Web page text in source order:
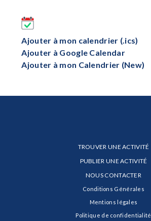
Ajouter à mon calendrier (.ics)
Ajouter à Google Calendar
Ajouter à mon Calendrier (New)
TROUVER UNE ACTIVITÉ
PUBLIER UNE ACTIVITÉ
NOUS CONTACTER
Conditions Générales
Mentions légales
Politique de confidentialité